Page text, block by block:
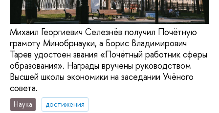
Михаил Георгиевич Селезнёв получил Почётную
грамоту Минобрнауки, а Борис Владимирович
Тарев удостоен звания «Почётный работник сферы
образования». Награды вручены руководством
Высшей школы экономики на заседании Учёного
совета.
Наука
достижения